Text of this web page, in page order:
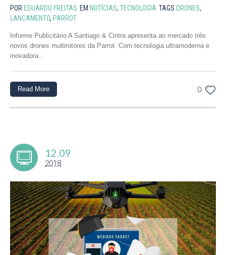
POR EDUARDO FREITAS EM NOTÍCIAS, TECNOLOGIA TAGS DRONES,
LANCAMENTO, PARROT
Informe Publicitário A Santiago & Cintra apresenta ao mercado três
novos drones multirotores da Parrot. Com tecnologia ultramoderna e
inovadora...
0
Read More
12.09
2018